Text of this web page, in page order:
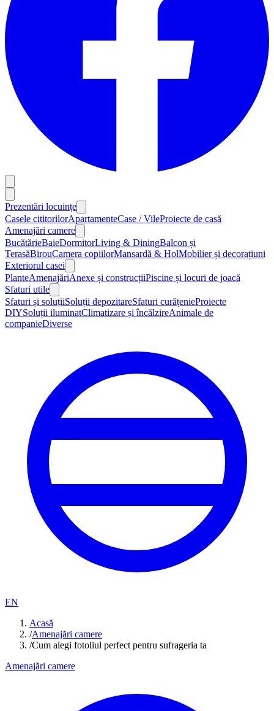
Prezentări locuințe
Casele cititorilorApartamenteCase / VileProiecte de casă
Amenajări camere
BucătărieBaieDormitorLiving & DiningBalcon și
TerasăBirouCamera copiilorMansardă & HolMobilier și decorațiuni
Exteriorul casei
PlanteAmenajăriAnexe și construcțiiPiscine și locuri de joacă
Sfaturi utile
Sfaturi și soluțiiSoluții depozitareSfaturi curățenieProiecte
DIYSoluții iluminatClimatizare și încălzireAnimale de
companieDiverse
EN
Acasă
/Amenajări camere
/Cum alegi fotoliul perfect pentru sufrageria ta
Amenajări camere